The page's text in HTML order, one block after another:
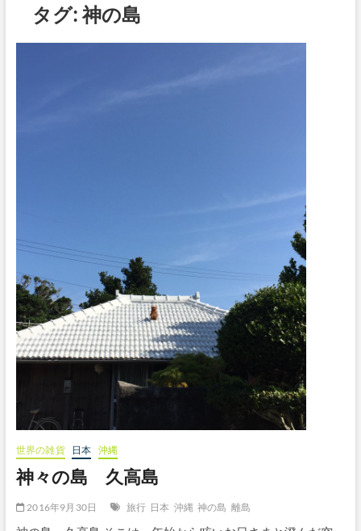
タグ:神の島
世界の雑貨 日本 沖縄
神々の島 久高島
2016年9月30日 旅行 日本 沖縄 神の島 離島